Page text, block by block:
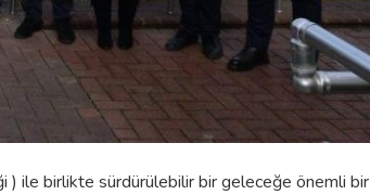
) ile birlikte sürdürülebilir bir geleceğe önemli bir